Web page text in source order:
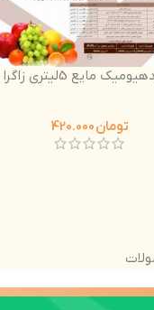
مایع 5لیتری زاگرا
تومان